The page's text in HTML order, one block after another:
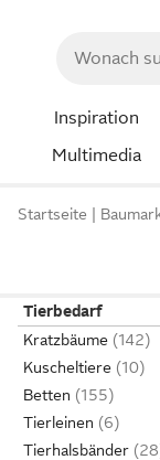
Inspiration
Multimedia
Startseite
Tierbedarf
Kratzbäume
Kuscheltiere
Betten
Tierleinen
Tierhalsbänder